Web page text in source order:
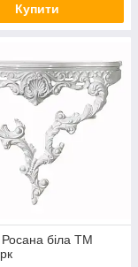
Купити
біла ТМ